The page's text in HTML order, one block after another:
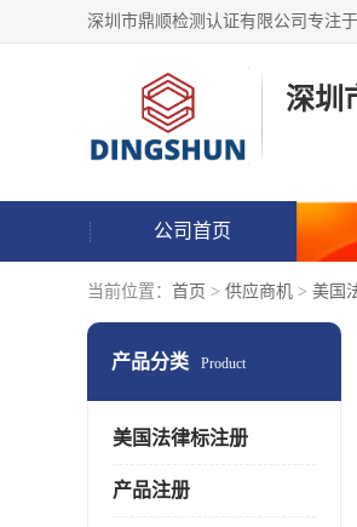
深圳
公司首页
当前位置： 首页 > 供应商机 > 美国
产品分类 Product
美国法律标注册
产品注册